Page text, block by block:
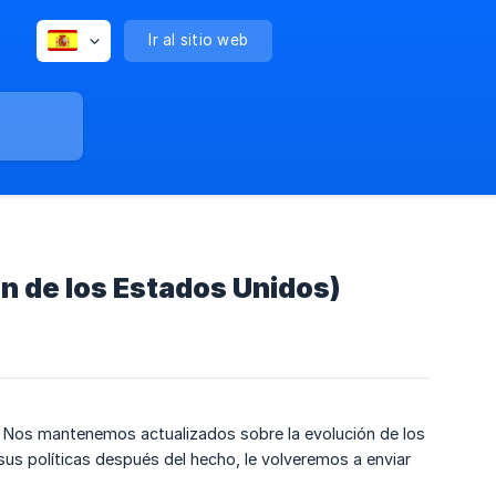
Ir al sitio web
de los Estados Unidos)
mantenemos actualizados sobre la evolución de los
políticas después del hecho, le volveremos a enviar